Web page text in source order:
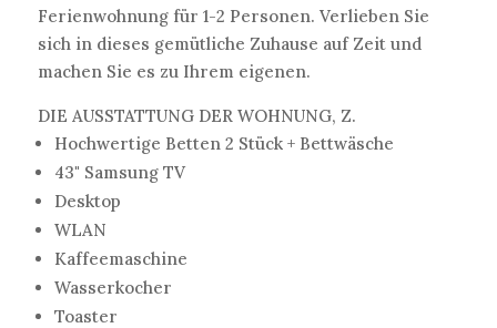
Ferienwohnung für 1-2 Personen. Verlieben Sie
sich in dieses gemütliche Zuhause auf Zeit und
machen Sie es zu Ihrem eigenen.
DIE AUSSTATTUNG DER WOHNUNG, Z.
Hochwertige Betten 2 Stück + Bettwäsche
43" Samsung TV
Desktop
WLAN
Kaffeemaschine
Wasserkocher
Toaster